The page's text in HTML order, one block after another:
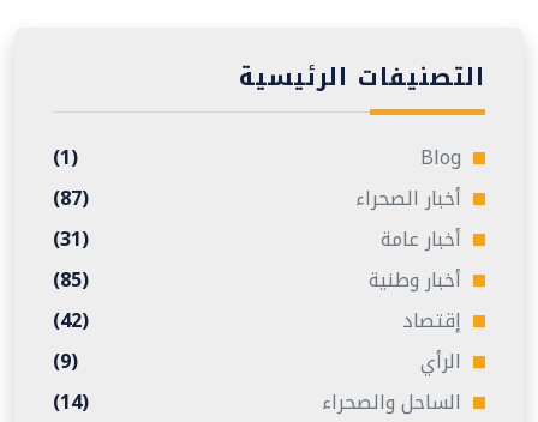
التصنيفات الرئيسية
Blog
(1)
أخبار الصحراء
(87)
أخبار عامة
(31)
أخبار وطنية
(85)
إقتصاد
(42)
الرأي
(9)
الساحل والصحراء
(14)